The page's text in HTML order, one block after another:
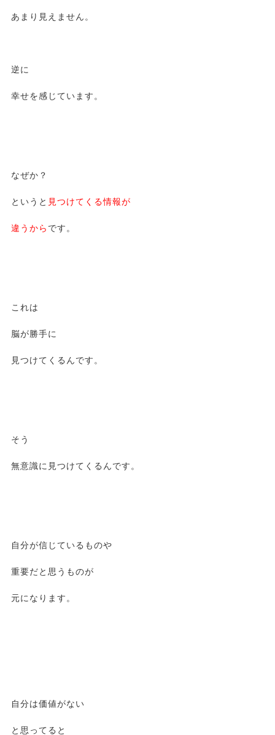
あまり見えません。
逆に
幸せを感じています。
なぜか？
というと 見つけてくる情報が
違うから です。
これは
脳が勝手に
見つけてくるんです。
そう
無意識に見つけてくるんです。
自分が信じているものや
重要だと思うものが
元になります。
自分は価値がない
と思ってると